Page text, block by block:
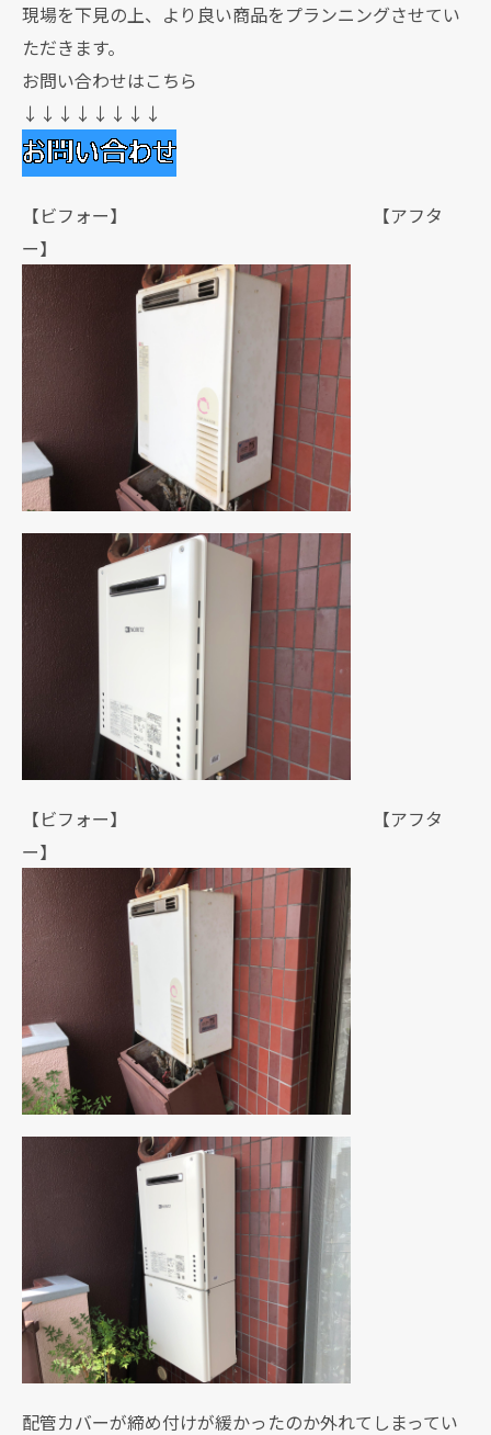
現場を下見の上、より良い商品をプランニングさせてい
ただきます。
お問い合わせはこちら
↓↓↓↓↓↓↓↓
【ビフォー】 【アフタ
ー】
【ビフォー】 【アフタ
ー】
配管カバーが締め付けが緩かったのか外れてしまってい